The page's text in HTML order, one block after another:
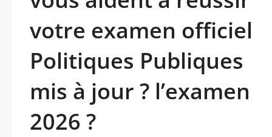
votre examen officiel
Politiques Publiques
mis à jour ? l’examen
2026 ?